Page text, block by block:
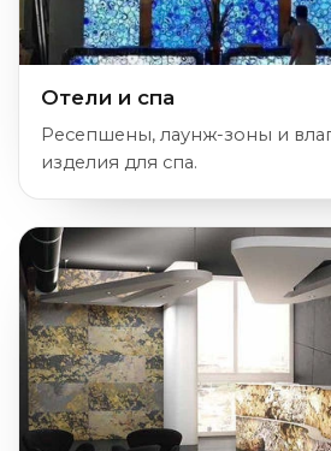
Отели и спа
Ресепшены, лаунж-зоны и
изделия для спа.